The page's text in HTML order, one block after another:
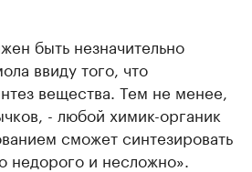
быть незначительно
ввиду того, что
вещества. Тем не менее,
- любой химик-органик
сможет синтезировать
недорого и несложно».